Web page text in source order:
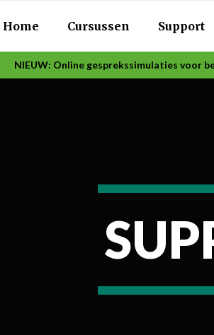
Home Cursussen Support
NIEUW: Online gesprekssimulaties voor